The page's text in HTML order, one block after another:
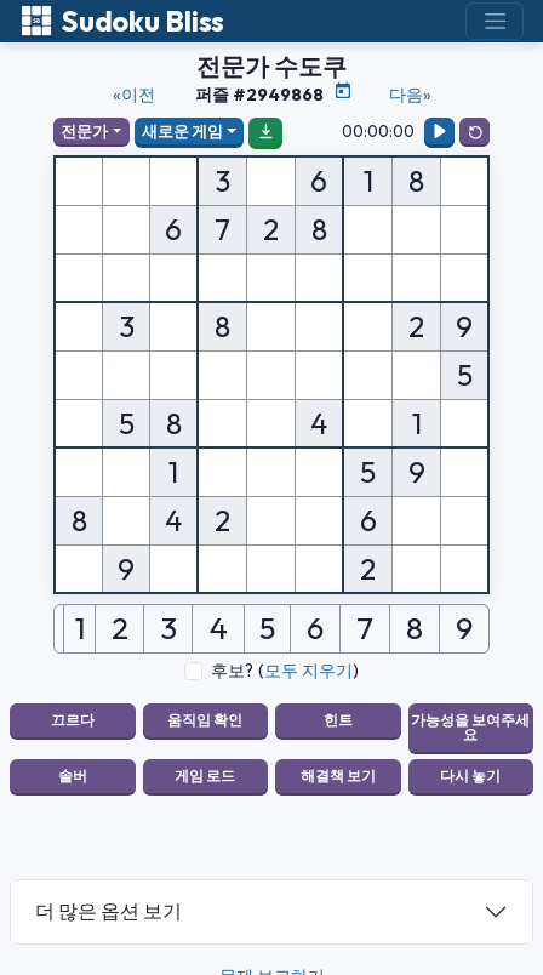
Sudoku Bliss
전문가 수도쿠
«이전 퍼즐 #2949868 다음»
전문가 새로운 게임 00:00:00
3 6 1
8
6
7 2 8
3 8 2
9
5
5
8 4
1
1
5
9
8
4 2
6
9
2
1 2 3 4 5 6 7 8 9
후보? (모두 지우기)
더 많은 옵션 보기